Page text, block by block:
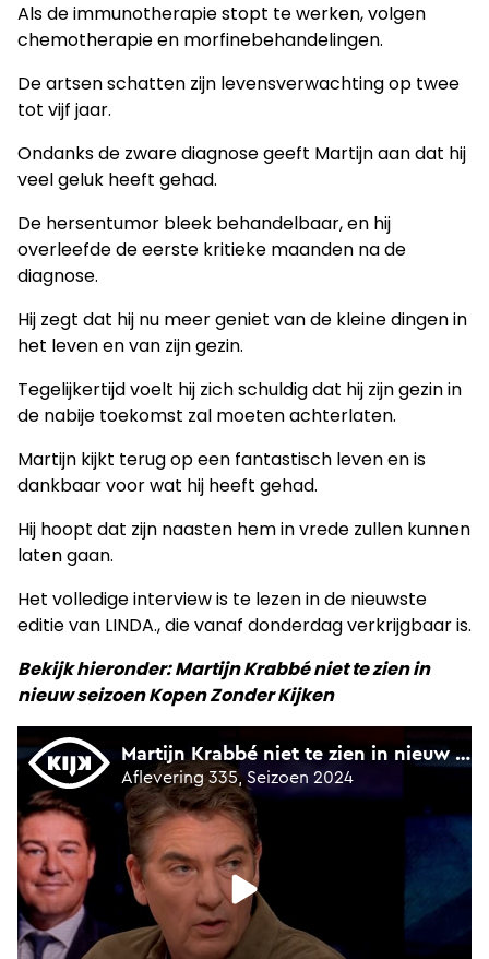
Als de immunotherapie stopt te werken, volgen
chemotherapie en morfinebehandelingen.
De artsen schatten zijn levensverwachting op twee
tot vijf jaar.
Ondanks de zware diagnose geeft Martijn aan dat hij
veel geluk heeft gehad.
De hersentumor bleek behandelbaar, en hij
overleefde de eerste kritieke maanden na de
diagnose.
Hij zegt dat hij nu meer geniet van de kleine dingen in
het leven en van zijn gezin.
Tegelijkertijd voelt hij zich schuldig dat hij zijn gezin in
de nabije toekomst zal moeten achterlaten.
Martijn kijkt terug op een fantastisch leven en is
dankbaar voor wat hij heeft gehad.
Hij hoopt dat zijn naasten hem in vrede zullen kunnen
laten gaan.
Het volledige interview is te lezen in de nieuwste
editie van LINDA., die vanaf donderdag verkrijgbaar is.
Bekijk hieronder: Martijn Krabbé niet te zien in
nieuw seizoen Kopen Zonder Kijken